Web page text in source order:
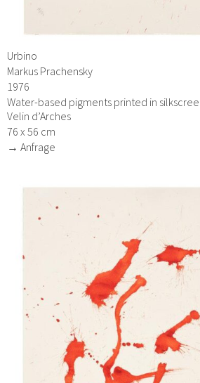
Urbino
Markus Prachensky
1976
Water-based pigments printed in
Velin d’Arches
76 x 56 cm
→ Anfrage